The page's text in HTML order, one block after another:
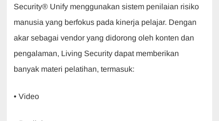
Security® Unify menggunakan sistem penilaian risiko
manusia yang berfokus pada kinerja pelajar. Dengan
akar sebagai vendor yang didorong oleh konten dan
pengalaman, Living Security dapat memberikan
banyak materi pelatihan, termasuk:
• Video